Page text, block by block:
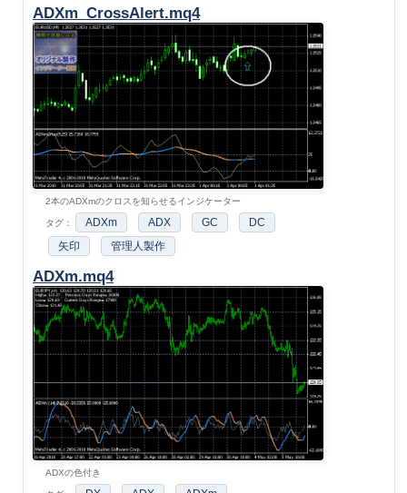
ADXm_CrossAlert.mq4
2本のADXmのクロスを知らせるインジケーター
タグ： ADXm ADX GC
DC
矢印
管理人製作
ADXm.mq4
ADXの色付き